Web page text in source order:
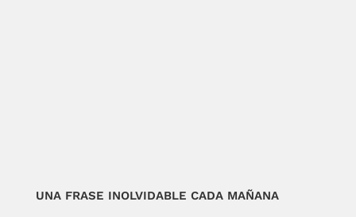
UNA FRASE INOLVIDABLE CADA MAÑANA